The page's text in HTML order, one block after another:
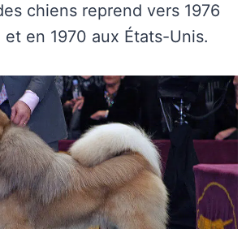
chiens reprend vers 1976
en 1970 aux États-Unis.